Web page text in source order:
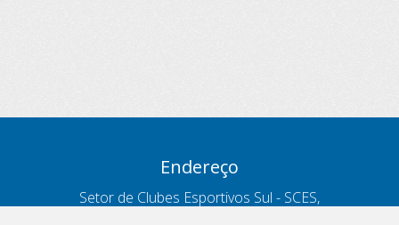
Endereço
Setor de Clubes Esportivos Sul - SCES,